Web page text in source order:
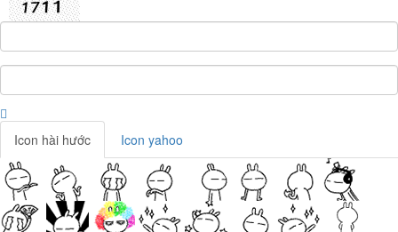
Icon hài hước Icon yahoo